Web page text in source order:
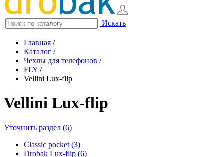
Искать
Главная /
Каталог /
Чехлы для телефонов /
FLY /
Vellini Lux-flip
Vellini Lux-flip
Уточнить раздел (6)
Classic pocket (3)
Drobak Lux-flip (6)